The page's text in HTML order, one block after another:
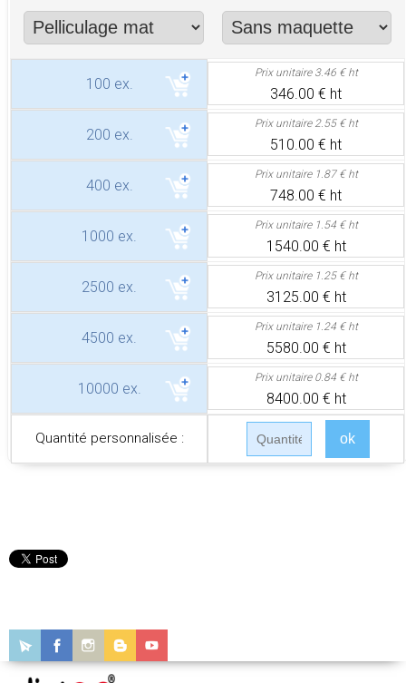
100 ex.
Prix unitaire 3.46 € ht
346.00 € ht
200 ex.
Prix unitaire 2.55 € ht
510.00 € ht
400 ex.
Prix unitaire 1.87 € ht
748.00 € ht
1000 ex.
Prix unitaire 1.54 € ht
1540.00 € ht
2500 ex.
Prix unitaire 1.25 € ht
3125.00 € ht
4500 ex.
Prix unitaire 1.24 € ht
5580.00 € ht
10000 ex.
Prix unitaire 0.84 € ht
8400.00 € ht
Quantité personnalisée :